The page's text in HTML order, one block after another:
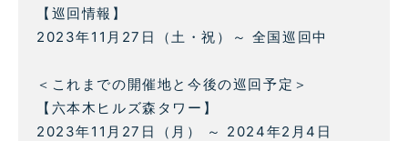
【巡回情報】
2023年11月27日（土・祝）～ 全国巡回中
＜これまでの開催地と今後の巡回予定＞
【六本木ヒルズ森タワー】
2023年11月27日（月） ～ 2024年2月4日